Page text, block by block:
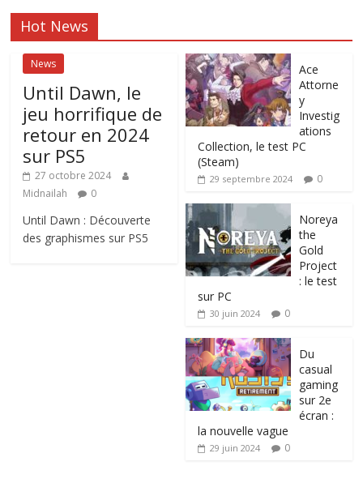
Hot News
News
Until Dawn, le
jeu horrifique de
retour en 2024
sur PS5
27 octobre 2024
Midnailah
0
Until Dawn : Découverte
des graphismes sur PS5
Ace
Attorne
y
Investig
ations
Collection, le test PC
(Steam)
29 septembre 2024 0
Noreya
the
Gold
Project
: le test
sur PC
30 juin 2024 0
Du
casual
gaming
sur 2e
écran :
la nouvelle vague
29 juin 2024 0